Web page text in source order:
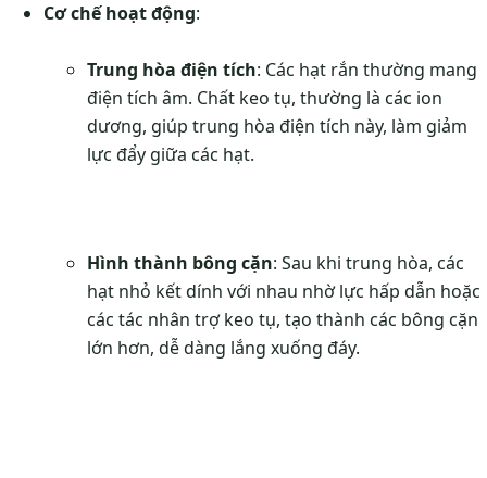
Cơ chế hoạt động:
Trung hòa điện tích: Các hạt rắn thường mang
điện tích âm. Chất keo tụ, thường là các ion
dương, giúp trung hòa điện tích này, làm giảm
lực đẩy giữa các hạt.
Hình thành bông cặn: Sau khi trung hòa, các
hạt nhỏ kết dính với nhau nhờ lực hấp dẫn hoặc
các tác nhân trợ keo tụ, tạo thành các bông cặn
lớn hơn, dễ dàng lắng xuống đáy.